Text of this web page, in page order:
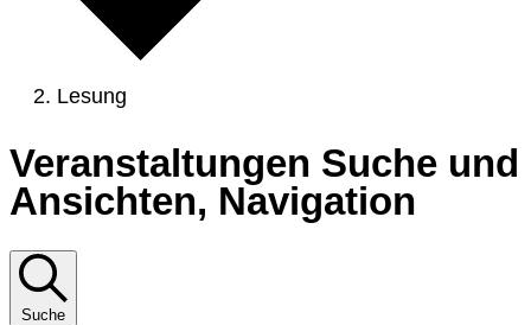
Lesung
Veranstaltungen
Veranstaltungen Suche und
Ansichten, Navigation
Suche